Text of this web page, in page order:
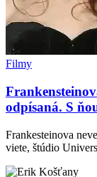
Filmy
odpísaná. S
Frankesteinova
viete, štúdio